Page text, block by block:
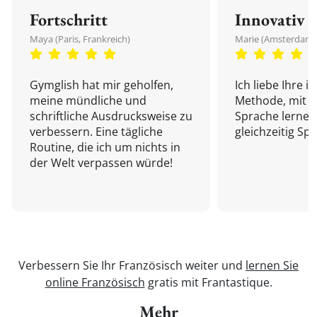
Fortschritt
Maya (Paris, Frankreich)
Gymglish hat mir geholfen,
meine mündliche und
schriftliche Ausdrucksweise zu
verbessern. Eine tägliche
Routine, die ich um nichts in
der Welt verpassen würde!
Innovativ
Marie
Ich liebe Ihre
Methode, mit
Sprache
gleichzeitig
Verbessern Sie Ihr Französisch weiter und lernen Sie
online Französisch gratis mit Frantastique.
Mehr